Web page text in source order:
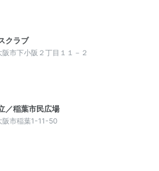
クラブ
阪市下小阪２丁目１１－２
／稲葉市民広場
阪市稲葉1-11-50